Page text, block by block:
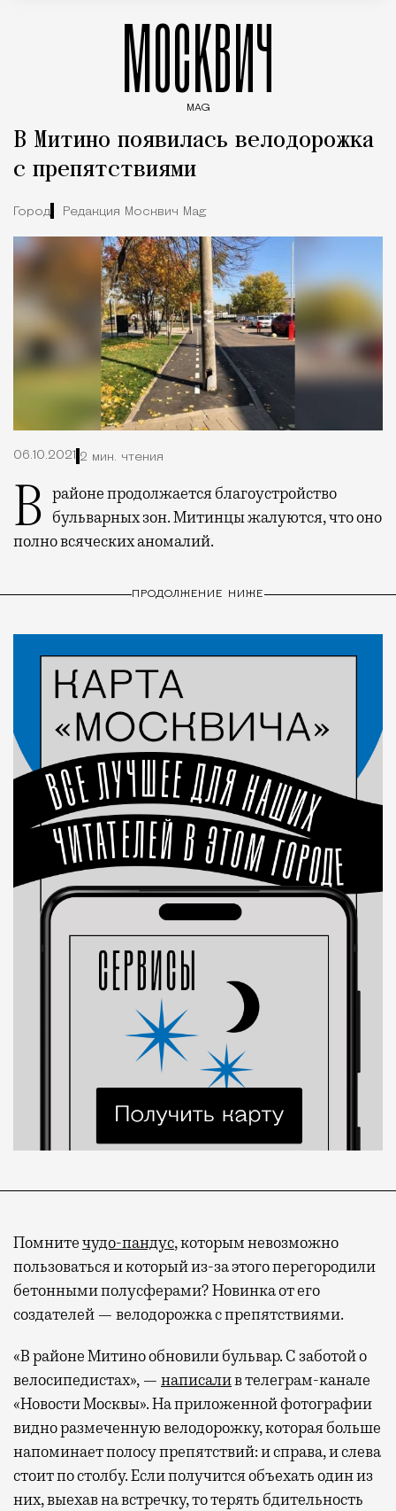
МОСКВИЧ
MAG
В Митино появилась велодорожка
с препятствиями
Город Редакция Москвич Mag
06.10.2021 2 мин. чтения
В районе продолжается благоустройство бульварных зон. Митинцы жалуются, что оно
полно всяческих аномалий.
ПРОДОЛЖЕНИЕ НИЖЕ
Помнитечудо-пандус, которым невозможно
пользоваться и который из-за этого перегородили
бетонными полусферами? Новинка от его
создателей — велодорожка с препятствиями.
«В районе Митино обновили бульвар. С заботой о
велосипедистах», — написалив телеграм-канале
«Новости Москвы». На приложенной фотографии
видно размеченную велодорожку, которая больше
напоминает полосу препятствий: и справа, и слева
стоит по столбу. Если получится объехать один из
них, выехав на встречку, то терять бдительность